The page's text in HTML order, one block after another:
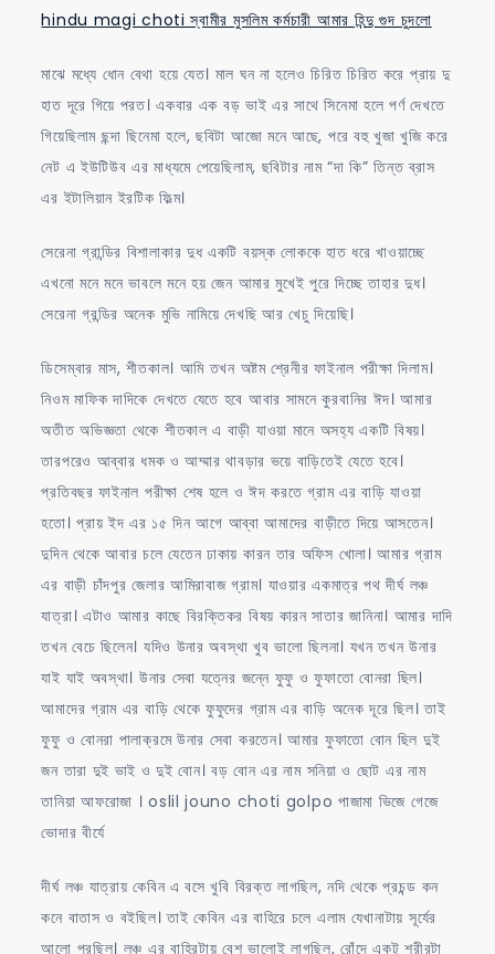
hindu magi choti স্বামীর মুসলিম কর্মচারী আমার হিন্দু গুদ চুদলো
মাঝে মধ্যে ধোন বেথা হয়ে যেত। মাল ঘন না হলেও চিরিত চিরিত করে প্রায় দু
হাত দূরে গিয়ে পরত। একবার এক বড় ভাই এর সাথে সিনেমা হলে পর্ণ দেখতে
গিয়েছিলাম ছন্দা ছিনেমা হলে, ছবিটা আজো মনে আছে, পরে বহু খুজা খুজি করে
নেট এ ইউটিউব এর মাধ্যমে পেয়েছিলাম, ছবিটার নাম “দা কি” তিন্ত ব্রাস
এর ইটালিয়ান ইরটিক ফিল্ম।
সেরেনা গ্রান্ডির বিশালাকার দুধ একটি বয়স্ক লোককে হাত ধরে খাওয়াচ্ছে
এখনো মনে মনে ভাবলে মনে হয় জেন আমার মুখেই পুরে দিচ্ছে তাহার দুধ।
সেরেনা গ্রন্ডির অনেক মুভি নামিয়ে দেখছি আর খেচু দিয়েছি।
ডিসেম্বার মাস, শীতকাল। আমি তখন অষ্টম শ্রেনীর ফাইনাল পরীক্ষা দিলাম।
নিওম মাফিক দাদিকে দেখতে যেতে হবে আবার সামনে কুরবানির ঈদ। আমার
অতীত অভিজ্ঞতা থেকে শীতকাল এ বাড়ী যাওয়া মানে অসহ্য একটি বিষয়।
তারপরেও আব্বার ধমক ও আম্মার থাবড়ার ভয়ে বাড়িতেই যেতে হবে।
প্রতিবছর ফাইনাল পরীক্ষা শেষ হলে ও ঈদ করতে গ্রাম এর বাড়ি যাওয়া
হতো। প্রায় ইদ এর ১৫ দিন আগে আব্বা আমাদের বাড়ীতে দিয়ে আসতেন।
দুদিন থেকে আবার চলে যেতেন ঢাকায় কারন তার অফিস খোলা। আমার গ্রাম
এর বাড়ী চাঁদপুর জেলার আমিরাবাজ গ্রাম। যাওয়ার একমাত্র পথ দীর্ঘ লঞ্চ
যাত্রা। এটাও আমার কাছে বিরক্তিকর বিষয় কারন সাতার জানিনা। আমার দাদি
তখন বেচে ছিলেন। যদিও উনার অবস্থা খুব ভালো ছিলনা। যখন তখন উনার
যাই যাই অবস্থা। উনার সেবা যত্নের জন্নে ফুফু ও ফুফাতো বোনরা ছিল।
আমাদের গ্রাম এর বাড়ি থেকে ফুফুদের গ্রাম এর বাড়ি অনেক দূরে ছিল। তাই
ফুফু ও বোনরা পালাক্রমে উনার সেবা করতেন। আমার ফুফাতো বোন ছিল দুই
জন তারা দুই ভাই ও দুই বোন। বড় বোন এর নাম সনিয়া ও ছোট এর নাম
তানিয়া আফরোজা । oslil jouno choti golpo পাজামা ভিজে গেজে
ভোদার বীর্যে
দীর্ঘ লঞ্চ যাত্রায় কেবিন এ বসে খুবি বিরক্ত লাগছিল, নদি থেকে প্রচন্ড কন
কনে বাতাস ও বইছিল। তাই কেবিন এর বাহিরে চলে এলাম যেখানাটায় সূর্যের
আলো পরছিল। লঞ্চ এর বাহিরটায় বেশ ভালোই লাগছিল, রোঁদে একটু শরীরটা